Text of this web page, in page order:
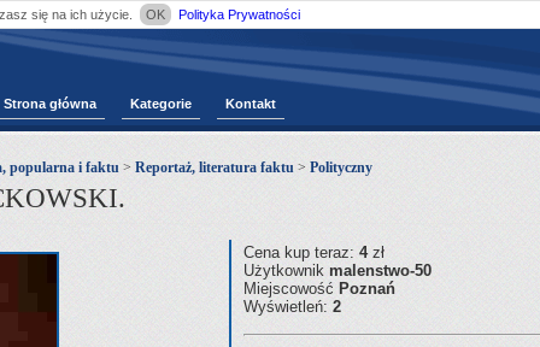
się na ich użycie. OK Polityka Prywatności
Strona główna Kategorie Kontakt
popularna i faktu > Reportaż, literatura faktu > Polityczny
Cena kup teraz: 4zł
Użytkownik malenstwo-50
Miejscowość Poznań
Wyświetleń: 2